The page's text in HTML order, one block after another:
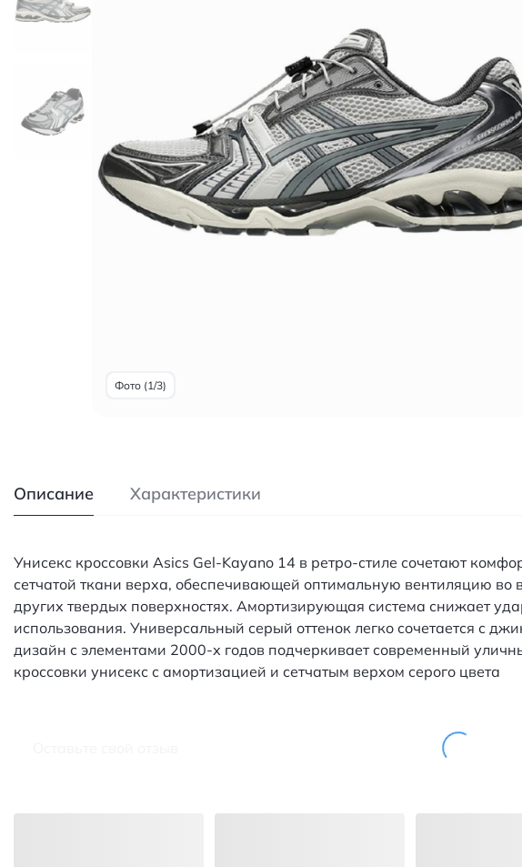
Фото (1/3)
Описание Характеристики
Унисекс кроссовки Asics Gel-Kayano 14 в ретро-стиле сочетают
сетчатой ткани верха, обеспечивающей оптимальную вентиляцию
других твердых поверхностях. Амортизирующая система снижает
использования. Универсальный серый оттенок легко сочетается с
дизайн с элементами 2000-х годов подчеркивает современный
кроссовки унисекс с амортизацией и сетчатым верхом серого цвета